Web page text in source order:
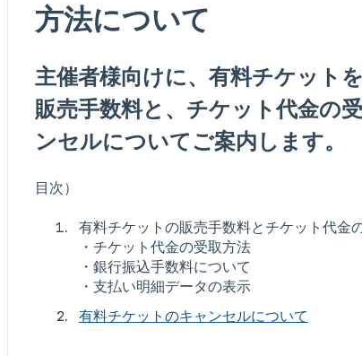
方法について
主催者様向けに、有料チケット
販売手数料と、チケット代金の
ンセルについてご案内します。
目次）
有料チケットの販売手数料とチケット代金
・チケット代金の受取方法
・銀行振込手数料について
・支払い明細データの表示
有料チケットのキャンセルについて